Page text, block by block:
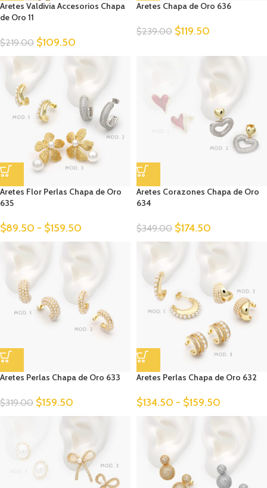
Aretes Valdivia Accesorios Chapa
de Oro 11
$219.00 $109.50
Aretes Chapa de Oro 636
$239.00 $119.50
Aretes Flor Perlas Chapa de Oro
635
$89.50 - $159.50
Aretes Corazones Chapa de Oro
634
$349.00 $174.50
Aretes Perlas Chapa de Oro 633
$319.00 $159.50
Aretes Perlas Chapa de Oro 632
$134.50 - $159.50